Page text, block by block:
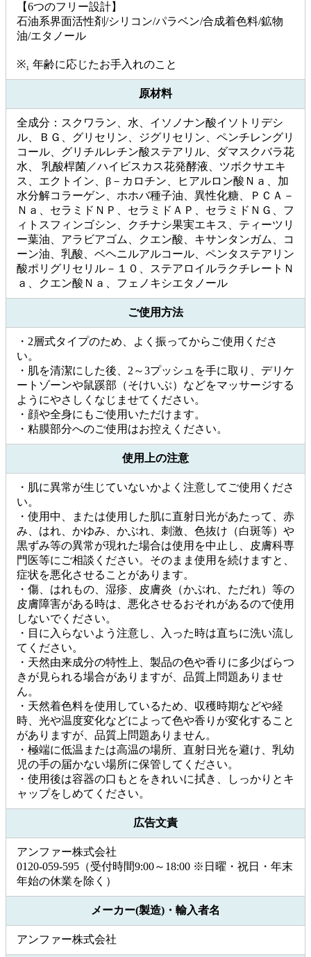
【6つのフリー設計】
石油系界面活性剤/シリコン/パラベン/合成着色料/鉱物
油/エタノール
※₁ 年齢に応じたお手入れのこと
原材料
全成分：スクワラン、水、イソノナン酸イソトリデシ
ル、ＢＧ、グリセリン、ジグリセリン、ペンチレングリ
コール、グリチルレチン酸ステアリル、ダマスクバラ花
水、 乳酸桿菌／ハイビスカス花発酵液、ツボクサエキ
ス、エクトイン、β－カロチン、ヒアルロン酸Ｎａ、加
水分解コラーゲン、ホホバ種子油、異性化糖、ＰＣＡ－
Ｎａ、セラミドＮＰ、セラミドＡＰ、セラミドＮＧ、フ
ィトスフィンゴシン、クチナシ果実エキス、ティーツリ
ー葉油、アラビアゴム、クエン酸、キサンタンガム、コ
ーン油、乳酸、ベヘニルアルコール、ペンタステアリン
酸ポリグリセリル－１０、ステアロイルラクチレートＮ
ａ、クエン酸Ｎａ、フェノキシエタノール
ご使用方法
・2層式タイプのため、よく振ってからご使用くださ
い。
・肌を清潔にした後、2～3プッシュを手に取り、デリケ
ートゾーンや鼠蹊部（そけいぶ）などをマッサージする
ようにやさしくなじませてください。
・顔や全身にもご使用いただけます。
・粘膜部分へのご使用はお控えください。
使用上の注意
・肌に異常が生じていないかよく注意してご使用くださ
い。
・使用中、または使用した肌に直射日光があたって、赤
み、はれ、かゆみ、かぶれ、刺激、色抜け（白斑等）や
黒ずみ等の異常が現れた場合は使用を中止し、皮膚科専
門医等にご相談ください。そのまま使用を続けますと、
症状を悪化させることがあります。
・傷、はれもの、湿疹、皮膚炎（かぶれ、ただれ）等の
皮膚障害がある時は、悪化させるおそれがあるので使用
しないでください。
・目に入らないよう注意し、入った時は直ちに洗い流し
てください。
・天然由来成分の特性上、製品の色や香りに多少ばらつ
きが見られる場合がありますが、品質上問題ありませ
ん。
・天然着色料を使用しているため、収穫時期などや経
時、光や温度変化などによって色や香りが変化すること
がありますが、品質上問題ありません。
・極端に低温または高温の場所、直射日光を避け、乳幼
児の手の届かない場所に保管してください。
・使用後は容器の口もとをきれいに拭き、しっかりとキ
ャップをしめてください。
広告文責
アンファー株式会社
0120-059-595（受付時間9:00～18:00 ※日曜・祝日・年末
年始の休業を除く）
メーカー(製造)・輸入者名
アンファー株式会社